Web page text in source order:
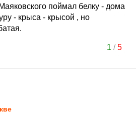
поймал белку - дома
- крыса - крысой , но
1 /5